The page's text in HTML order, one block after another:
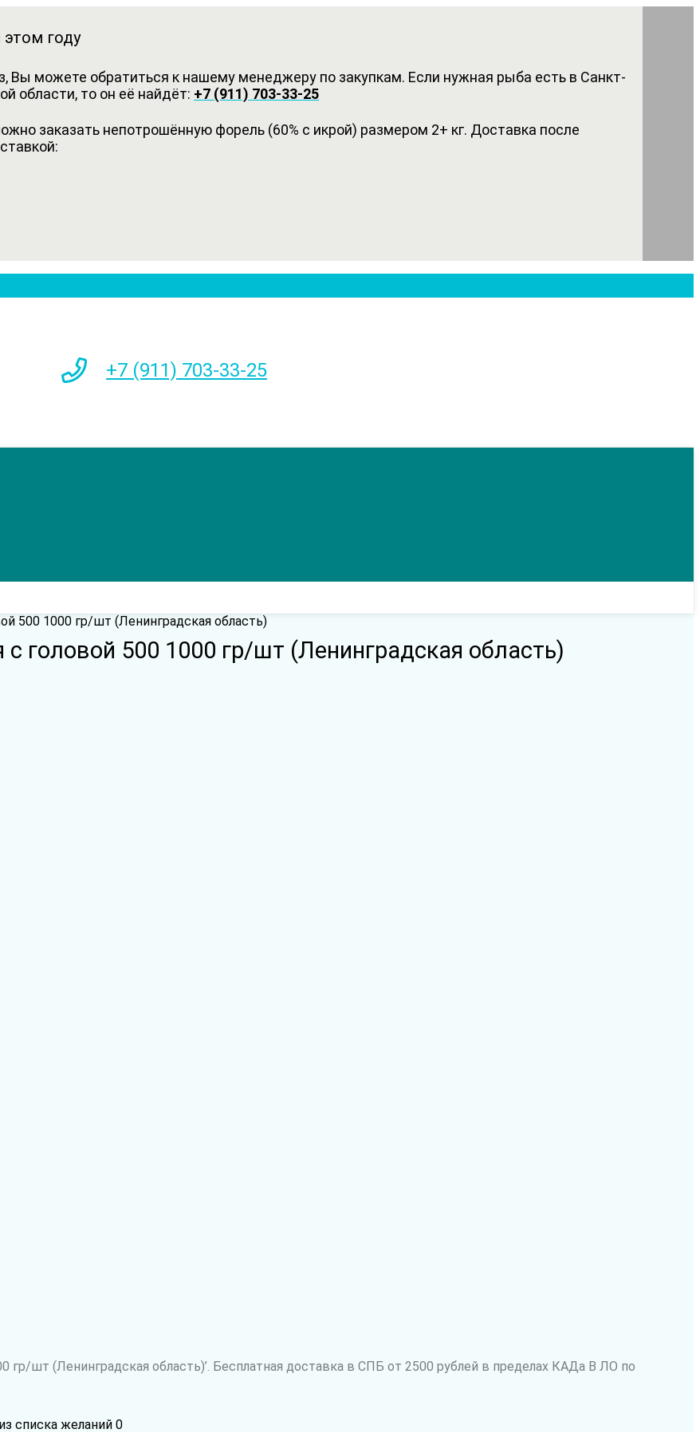
году
Вы можете обратиться к нашему менеджеру по закупкам. Если нужная рыба есть в Санкт-
области, то он её найдёт: +7 (911) 703-33-25
заказать непотрошённую форель (60% с икрой) размером 2+ кг. Доставка после
+7 (911) 703-33-25
500 1000 гр/шт (Ленинградская область)
головой 500 1000 гр/шт (Ленинградская область)
гр/шт (Ленинградская область)’. Бесплатная доставка в СПБ от 2500 рублей в пределах КАДа В ЛО по
списка желаний 0